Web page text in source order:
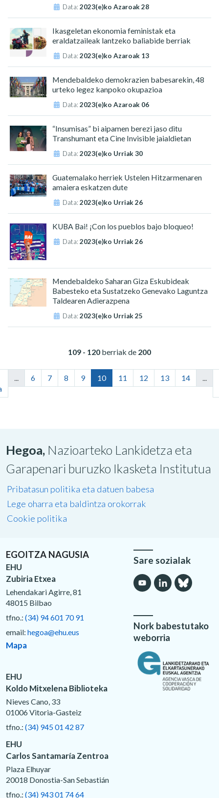
Data:2023(e)ko Azaroak 28
Ikasgeletan ekonomia feministak eta
eraldatzaileak lantzeko baliabide berriak
Data:2023(e)ko Azaroak 13
Mendebaldeko demokrazien babesarekin, 48
urteko legez kanpoko okupazioa
Data:2023(e)ko Azaroak 06
“Insumisas” bi aipamen berezi jaso ditu
Transhumant eta Cine Invisible jaialdietan
Data:2023(e)ko Urriak 30
Guatemalako herriek Ustelen Hitzarmenaren
amaiera eskatzen dute
Data:2023(e)ko Urriak 26
KUBA Bai! ¡Con los pueblos bajo bloqueo!
Data:2023(e)ko Urriak 26
Mendebaldeko Saharan Giza Eskubideak
Babesteko eta Sustatzeko Genevako Laguntza
Taldearen Adierazpena
Data:2023(e)ko Urriak 25
109 - 120 berriak de 200
... 6 7 8 9 10 11 12 13 14 ...
Hegoa, Nazioarteko Lankidetza eta
Garapenari buruzko Ikasketa Institutua
Pribatasun politika eta datuen babesa
Lege oharra eta baldintza orokorrak
Cookie politika
EGOITZA NAGUSIA
EHU
Zubiria Etxea
Lehendakari Agirre, 81
48015 Bilbao
tfno.: (34) 94 601 70 91
email: hegoa@ehu.eus
Mapa
EHU
Koldo Mitxelena Biblioteka
Nieves Cano, 33
01006 Vitoria-Gasteiz
tfno.: (34) 945 01 42 87
EHU
Carlos Santamaría Zentroa
Plaza Elhuyar
20018 Donostia-San Sebastián
tfno.: (34) 943 01 74 64
Sare sozialak
Nork babestutako
weborria